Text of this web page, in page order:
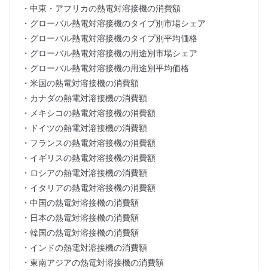
・中東・アフリカの熱電対溶接機の消費額
・グローバル熱電対溶接機のタイプ別市場シェア
・グローバル熱電対溶接機のタイプ別平均価格
・グローバル熱電対溶接機の用途別市場シェア
・グローバル熱電対溶接機の用途別平均価格
・米国の熱電対溶接機の消費額
・カナダの熱電対溶接機の消費額
・メキシコの熱電対溶接機の消費額
・ドイツの熱電対溶接機の消費額
・フランスの熱電対溶接機の消費額
・イギリスの熱電対溶接機の消費額
・ロシアの熱電対溶接機の消費額
・イタリアの熱電対溶接機の消費額
・中国の熱電対溶接機の消費額
・日本の熱電対溶接機の消費額
・韓国の熱電対溶接機の消費額
・インドの熱電対溶接機の消費額
・東南アジアの熱電対溶接機の消費額